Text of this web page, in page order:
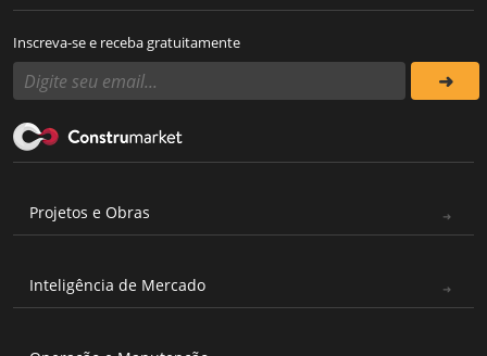
Inscreva-se e receba gratuitamente
Projetos e Obras
Inteligência de Mercado